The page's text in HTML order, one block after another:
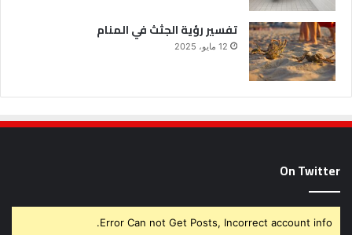
تفسير رؤية الجثث في المنام
12 مايو، 2025
On Twitter
Error Can not Get Posts, Incorrect account info.